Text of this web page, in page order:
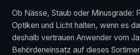
Ob Nässe, Staub oder Minusgrade:
Optiken und Licht halten, wenn es
deshalb vertrauen Anwender vom
Behördeneinsatz auf dieses